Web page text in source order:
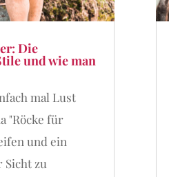
Die
und wie man
mal Lust
"Röcke für
und ein
Sicht zu